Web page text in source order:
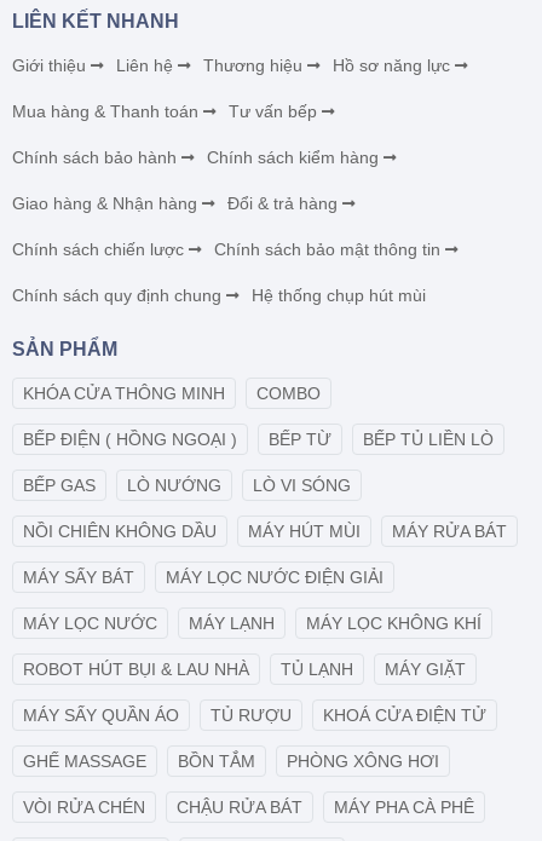
LIÊN KẾT NHANH
Giới thiệu Liên hệ Thương hiệu Hồ sơ năng lực
Mua hàng & Thanh toán Tư vấn bếp
Chính sách bảo hành Chính sách kiểm hàng
Giao hàng & Nhận hàng Đổi & trả hàng
Chính sách chiến lược Chính sách bảo mật thông tin
Chính sách quy định chung Hệ thống chụp hút mùi
SẢN PHẨM
KHÓA CỬA THÔNG MINH COMBO
BẾP ĐIỆN ( HỒNG NGOẠI ) BẾP TỪ BẾP TỦ LIỀN LÒ
BẾP GAS LÒ NƯỚNG LÒ VI SÓNG
NỒI CHIÊN KHÔNG DẦU MÁY HÚT MÙI MÁY RỬA BÁT
MÁY SẤY BÁT MÁY LỌC NƯỚC ĐIỆN GIẢI
MÁY LỌC NƯỚC MÁY LẠNH MÁY LỌC KHÔNG KHÍ
ROBOT HÚT BỤI & LAU NHÀ TỦ LẠNH MÁY GIẶT
MÁY SẤY QUẦN ÁO TỦ RƯỢU KHOÁ CỬA ĐIỆN TỬ
GHẾ MASSAGE BỒN TẮM PHÒNG XÔNG HƠI
VÒI RỬA CHÉN CHẬU RỬA BÁT MÁY PHA CÀ PHÊ